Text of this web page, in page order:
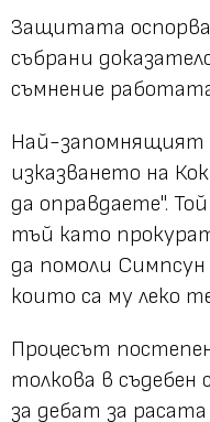
Защитата
събрани
съмнение
Най-запомнящият
изказването на
да оправдаете".
тъй като
да помоли
които са му леко
Процесът
толкова в съдебен
за дебат за